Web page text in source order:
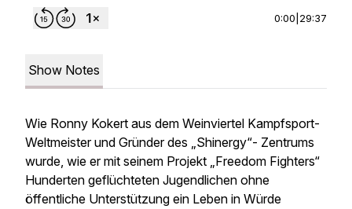
0:00 29:37
Show Notes
Wie Ronny Kokert aus dem Weinviertel Kampfsport-
Weltmeister und Gründer des „Shinergy“- Zentrums
wurde, wie er mit seinem Projekt „Freedom Fighters“
Hunderten geflüchteten Jugendlichen ohne
öffentliche Unterstützung ein Leben in Würde